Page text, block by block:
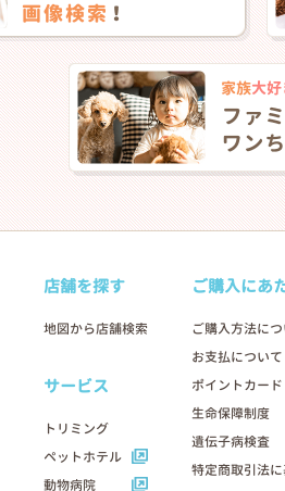
店舗を探す
地図から店舗検索
サービス
トリミング
ペットホテル
動物病院
ご購入にあ
ご購入方法に
お支払について
ポイントカード
生命保障制度
遺伝子病検査
特定商取引法